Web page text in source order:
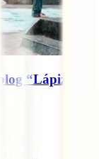
“Lápiz